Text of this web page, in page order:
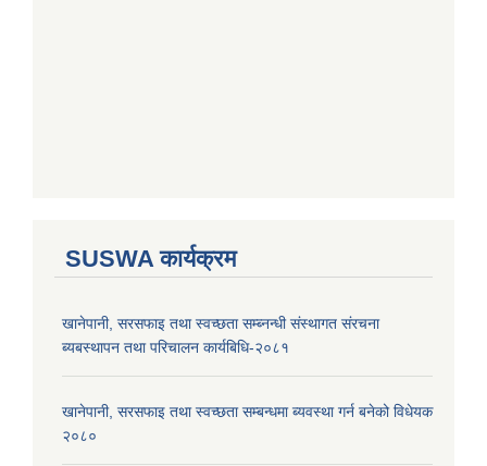
SUSWA कार्यक्रम
खानेपानी, सरसफाइ तथा स्वच्छता सम्ब्नन्धी संस्थागत संरचना
ब्यबस्थापन तथा परिचालन कार्यबिधि-२०८१
खानेपानी, सरसफाइ तथा स्वच्छता सम्बन्धमा ब्यवस्था गर्न बनेको विधेयक
२०८०